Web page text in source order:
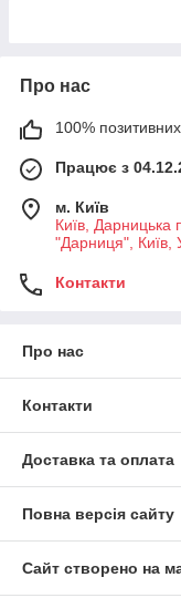
Про нас
100% позитивних
Працює з
м. Київ
Київ, Дарницька
"Дарниця", Київ,
Контакти
Про нас
Контакти
Доставка та оплата
Повна версія сайту
Сайт створено на